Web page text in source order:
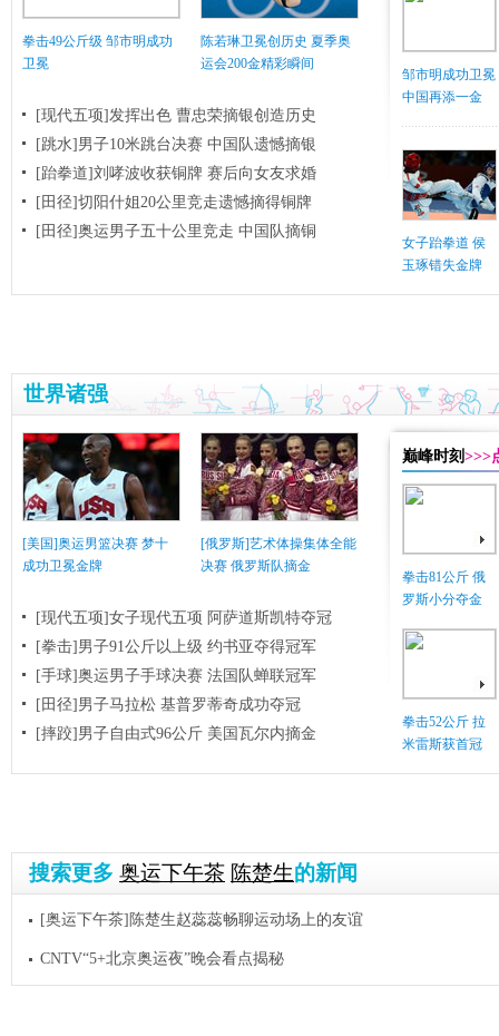
拳击49公斤级 邹市明成功
卫冕
陈若琳卫冕创历史 夏季奥
运会200金精彩瞬间
[现代五项]发挥出色 曹忠荣摘银创造历史
[跳水]男子10米跳台决赛 中国队遗憾摘银
[跆拳道]刘哮波收获铜牌 赛后向女友求婚
[田径]切阳什姐20公里竞走遗憾摘得铜牌
[田径]奥运男子五十公里竞走 中国队摘铜
邹市明成功卫冕
中国再添一金
女子跆拳道 侯
玉琢错失金牌
世界诸强
[美国]奥运男篮决赛 梦十
成功卫冕金牌
[俄罗斯]艺术体操集体全能
决赛 俄罗斯队摘金
[现代五项]女子现代五项 阿萨道斯凯特夺冠
[拳击]男子91公斤以上级 约书亚夺得冠军
[手球]奥运男子手球决赛 法国队蝉联冠军
[田径]男子马拉松 基普罗蒂奇成功夺冠
[摔跤]男子自由式96公斤 美国瓦尔内摘金
巅峰时刻>>>
拳击81公斤 俄
罗斯小分夺金
拳击52公斤 拉
米雷斯获首冠
搜索更多 奥运下午茶 陈楚生的新闻
[奥运下午茶]陈楚生赵蕊蕊畅聊运动场上的友谊
CNTV“5+北京奥运夜”晚会看点揭秘